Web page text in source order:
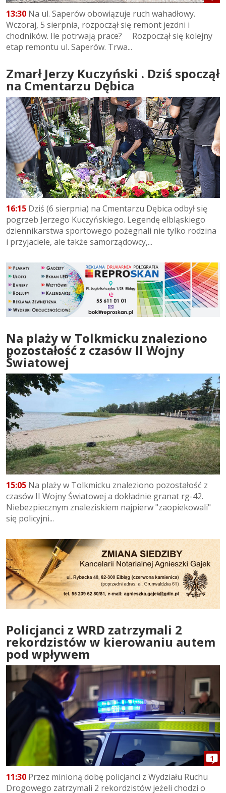
13:30 Na ul. Saperów obowiązuje ruch wahadłowy.
Wczoraj, 5 sierpnia, rozpoczął się remont jezdni i
chodników. Ile potrwają prace? Rozpoczął się kolejny
etap remontu ul. Saperów. Trwa...
Zmarł Jerzy Kuczyński . Dziś spoczął
na Cmentarzu Dębica
16:15 Dziś (6 sierpnia) na Cmentarzu Dębica odbył się
pogrzeb Jerzego Kuczyńskiego. Legendę elbląskiego
dziennikarstwa sportowego pożegnali nie tylko rodzina
i przyjaciele, ale także samorządowcy,...
Na plaży w Tolkmicku znaleziono
pozostałość z czasów II Wojny
Światowej
15:05 Na plaży w Tolkmicku znaleziono pozostałość z
czasów II Wojny Światowej a dokładnie granat rg-42.
Niebezpiecznym znaleziskiem najpierw "zaopiekowali"
się policyjni...
Policjanci z WRD zatrzymali 2
rekordzistów w kierowaniu autem
pod wpływem
1
11:30 Przez minioną dobę policjanci z Wydziału Ruchu
Drogowego zatrzymali 2 rekordzistów jeżeli chodzi o